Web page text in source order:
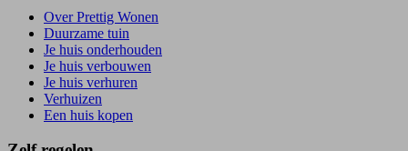
Over Prettig Wonen
Duurzame tuin
Je huis onderhouden
Je huis verbouwen
Je huis verhuren
Verhuizen
Een huis kopen